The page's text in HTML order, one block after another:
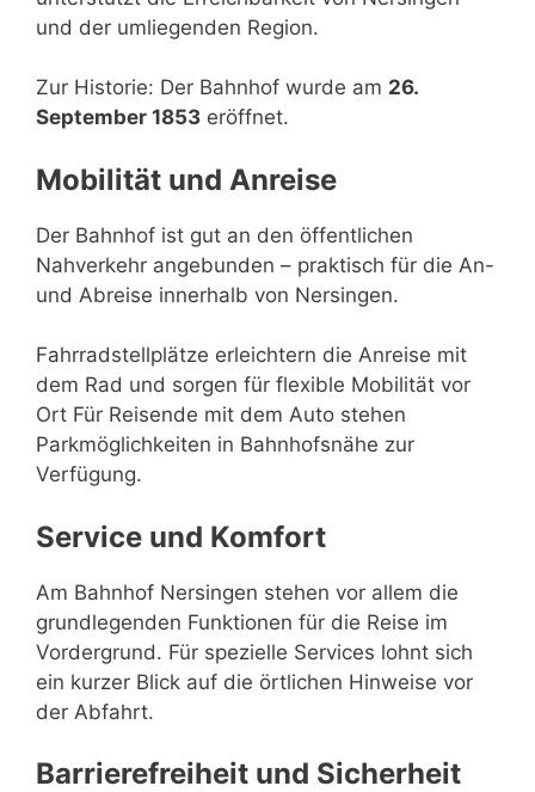
und der umliegenden Region.
Zur Historie: Der Bahnhof wurde am 26.
September 1853 eröffnet.
Mobilität und Anreise
Der Bahnhof ist gut an den öffentlichen
Nahverkehr angebunden – praktisch für die An-
und Abreise innerhalb von Nersingen.
Fahrradstellplätze erleichtern die Anreise mit
dem Rad und sorgen für flexible Mobilität vor
Ort Für Reisende mit dem Auto stehen
Parkmöglichkeiten in Bahnhofsnähe zur
Verfügung.
Service und Komfort
Am Bahnhof Nersingen stehen vor allem die
grundlegenden Funktionen für die Reise im
Vordergrund. Für spezielle Services lohnt sich
ein kurzer Blick auf die örtlichen Hinweise vor
der Abfahrt.
Barrierefreiheit und Sicherheit